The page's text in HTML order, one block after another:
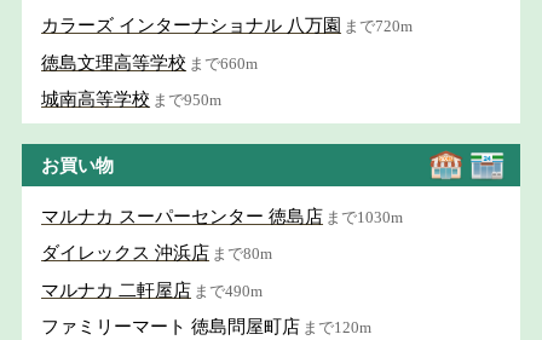
カラーズ インターナショナル 八万園 まで720m
徳島文理高等学校 まで660m
城南高等学校 まで950m
お買い物
マルナカ スーパーセンター 徳島店 まで1030m
ダイレックス 沖浜店 まで80m
マルナカ 二軒屋店 まで490m
ファミリーマート 徳島問屋町店 まで120m